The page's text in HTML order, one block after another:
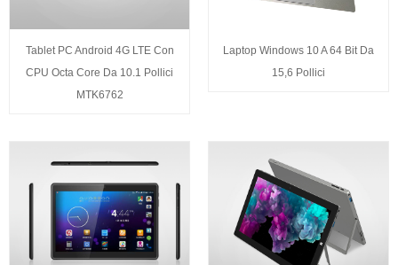
Tablet PC Android 4G LTE Con
CPU Octa Core Da 10.1 Pollici
MTK6762
Laptop Windows 10 A 64 Bit Da
15,6 Pollici